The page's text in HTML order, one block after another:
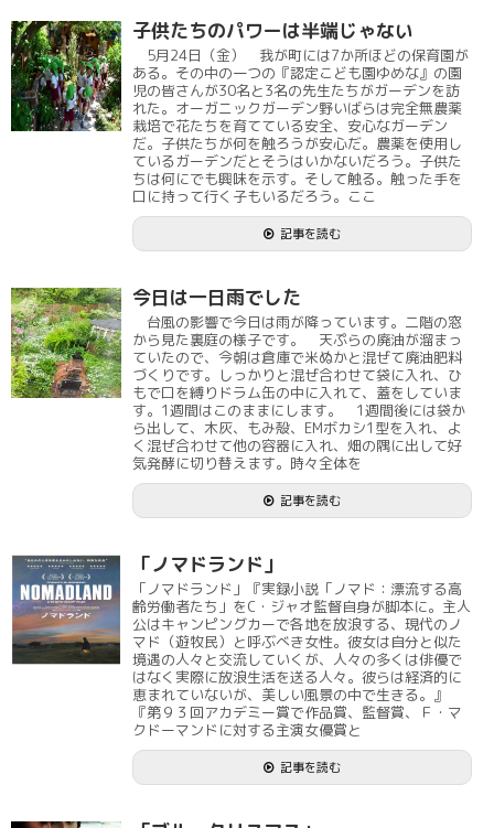
子供たちのパワーは半端じゃない
5月24日（金） 我が町には7か所ほどの保育園が
ある。その中の一つの『認定こども園ゆめな』の園
児の皆さんが30名と3名の先生たちがガーデンを訪
れた。オーガニックガーデン野いばらは完全無農薬
栽培で花たちを育てている安全、安心なガーデン
だ。子供たちが何を触ろうが安心だ。農薬を使用し
ているガーデンだとそうはいかないだろう。子供た
ちは何にでも興味を示す。そして触る。触った手を
口に持って行く子もいるだろう。ここ
記事を読む
今日は一日雨でした
台風の影響で今日は雨が降っています。二階の窓
から見た裏庭の様子です。 天ぷらの廃油が溜まっ
ていたので、今朝は倉庫で米ぬかと混ぜて廃油肥料
づくりです。しっかりと混ぜ合わせて袋に入れ、ひ
もで口を縛りドラム缶の中に入れて、蓋をしていま
す。1週間はこのままにします。 1週間後には袋か
ら出して、木灰、もみ殻、EMボカシ1型を入れ、よ
く混ぜ合わせて他の容器に入れ、畑の隅に出して好
気発酵に切り替えます。時々全体を
記事を読む
「ノマドランド」
「ノマドランド」『実録小説「ノマド：漂流する高
齢労働者たち」をC・ジャオ監督自身が脚本に。主人
公はキャンピングカーで各地を放浪する、現代のノ
マド（遊牧民）と呼ぶべき女性。彼女は自分と似た
境遇の人々と交流していくが、人々の多くは俳優で
はなく実際に放浪生活を送る人々。彼らは経済的に
恵まれていないが、美しい風景の中で生きる。』
『第９３回アカデミー賞で作品賞、監督賞、Ｆ・マ
クドーマンドに対する主演女優賞と
記事を読む